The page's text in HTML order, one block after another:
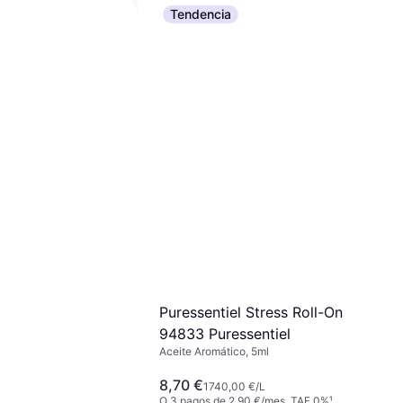
Tendencia
Puressentiel Stress Roll-On
94833 Puressentiel
Aceite Aromático, 5ml
8,70 €1740,00 €/L